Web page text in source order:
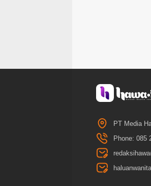
PT Media
Phone: 085